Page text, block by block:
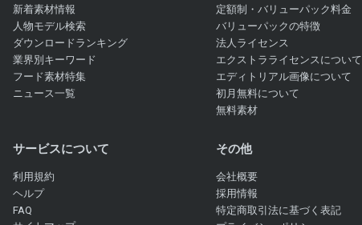
新着素材情報
人物モデル検索
ダウンロードランキング
業界別キーワード
フード素材特集
ニュース一覧
定額制・バリューパック料金
バリューパックの特徴
法人ライセンス
エクストラライセンスについて
エディトリアル画像について
初月無料について
無料素材
サービスについて
利用規約
ヘルプ
FAQ
その他
会社概要
採用情報
特定商取引法に基づく表記